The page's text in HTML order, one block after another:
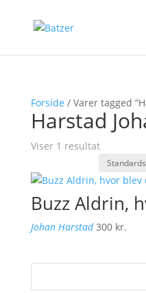
Forside / Varer tagged
Harstad
Viser 1 resultat
Buzz Aldrin,
Johan Harstad 300 kr.